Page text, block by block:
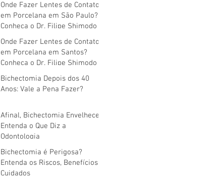
Onde Fazer Lentes de Contato
em Porcelana em São Paulo?
Conheça o Dr. Filipe Shimodo
Onde Fazer Lentes de Contato
em Porcelana em Santos?
Conheça o Dr. Filipe Shimodo
Bichectomia Depois dos 40
Anos: Vale a Pena Fazer?
Afinal, Bichectomia Envelhece?
Entenda o Que Diz a
Odontologia
Bichectomia é Perigosa?
Entenda os Riscos, Benefícios e
Cuidados